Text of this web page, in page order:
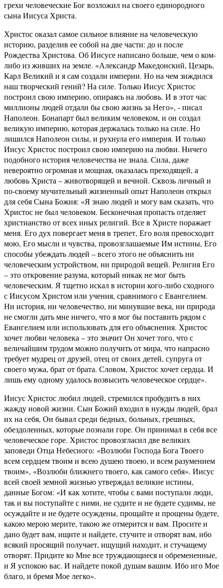
грехи человеческие Бог возложил на своего единородного
сына Иисуса Христа.
Христос оказал самое сильное влияние на человеческую
историю, разделив ее собой на две части: до и после
Рождества Христова. Об Иисусе написано больше, чем о ком-
либо из живших на земле. «Александр Македонский, Цезарь,
Карл Великий и я сам создали империи. Но на чем зиждился
наш творческий гений? На силе. Только Иисус Христос
построил свою империю, опираясь на любовь. И в этот час
миллионы людей отдали бы свою жизнь за Него», - писал
Наполеон. Бонапарт был великим человеком, и он создал
великую империю, которая держалась только на силе. Но
лишился Наполеон силы, и рухнула его империя. И только
Иисус Христос построил свою империю на любви. Ничего
подобного история человечества не знала. Сила, даже
невероятно огромная и мощная, оказалась преходящей, а
любовь Христа – животворящей и вечной. Сквозь личный и
по-своему мучительный жизненный опыт Наполеон открыл
для себя Сына Божия: «Я знаю людей и могу вам сказать, что
Христос не был человеком. Бесконечная пропасть отделяет
христианство от всех иных религий. Все в Христе поражает
меня. Его дух повергает меня в трепет, Его воля превосходит
мою, Его мысли и чувства, провозглашаемые Им истины, Его
способы убеждать людей – всего этого не объяснить ни
человеческим устройством, ни природой вещей. Религия Его
– это откровение разума, который никак не мог быть
человеческим. Я тщетно искал в истории кого-либо сходного
с Иисусом Христом или учения, сравнимого с Евангелием.
Ни история, ни человечество, ни минувшие века, ни природа
не смогли дать мне ничего, что я мог бы поставить рядом с
Евангелием или использовать для его объяснения. Христос
хочет любви человека – это значит Он хочет того, что с
величайшим трудом можно получить от мира, что напрасно
требует мудрец от друзей, отец от своих детей, супруга от
своего мужа, брат от брата. Словом, Христос хочет сердца. И
лишь ему одному удалось возвысить человеческое сердце».
Иисус Христос любил людей, стремился пробудить в них
жажду новой жизни. Сын Божий входил в нужды людей, брал
их на себя, Он бывал среди бедных, больных, грешных,
обездоленных, которые познали горе. Он принимал в себя все
человеческое горе. Христос провозгласил две великих
заповеди Отца Небесного: «Возлюби Господа Бога Твоего
всем сердцем твоим и всею душею твоею, и всем разумением
твоим», «Возлюби ближнего твоего, как самого себя». Иисус
всей своей земной жизнью утверждал великие истины,
данные Богом: «И как хотите, чтобы с вами поступали люди,
так и вы поступайте с ними, не судите и не будете судимы, не
осуждайте и не будете осуждены, прощайте и прощены будете,
какою мерою мерите, такою же отмерится и вам. Просите и
дано будет вам, ищите и найдете, стучите и отворят вам, ибо
всякий просящий получает, ищущий находит, и стучащему
отворят. Придите ко Мне все труждающиеся и обремененные,
и Я успокою вас. И найдете покой душам вашим. Ибо иго Мое
благо, и бремя Мое легко».